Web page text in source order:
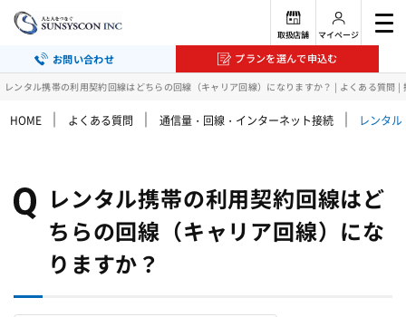
レンタル携帯の利用契約回線はどちらの回線（キャリア回線）になりますか？ | よくある質
お問い合わせ プランを選んで申込む
取扱店舗 マイページ
HOME ｜ よくある質問 ｜ 通信量・回線・インターネット接続 ｜ レンタ
レンタル携帯の利用契約回線はど
ちらの回線（キャリア回線）にな
りますか？